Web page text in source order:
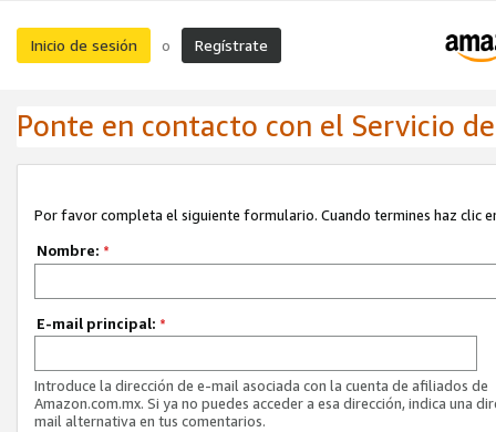
Inicio de sesión o Regístrate
Ponte en contacto con el Servicio
Por favor completa el siguiente formulario. Cuando termines haz clic
Nombre: *
E-mail principal: *
Introduce la dirección de e-mail asociada con la cuenta de afiliados de
Amazon.com.mx. Si ya no puedes acceder a esa dirección, indica una
mail alternativa en tus comentarios.